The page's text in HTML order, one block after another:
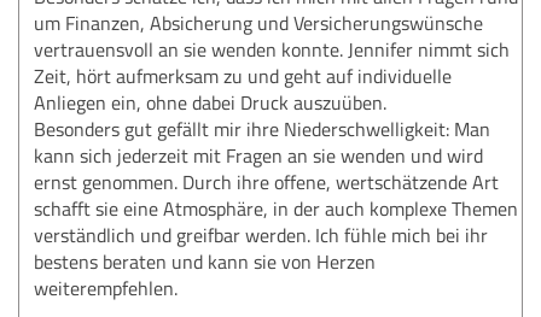
um Finanzen, Absicherung und Versicherungswünsche
vertrauensvoll an sie wenden konnte. Jennifer nimmt sich
Zeit, hört aufmerksam zu und geht auf individuelle
Anliegen ein, ohne dabei Druck auszuüben.
Besonders gut gefällt mir ihre Niederschwelligkeit: Man
kann sich jederzeit mit Fragen an sie wenden und wird
ernst genommen. Durch ihre offene, wertschätzende Art
schafft sie eine Atmosphäre, in der auch komplexe Themen
verständlich und greifbar werden. Ich fühle mich bei ihr
bestens beraten und kann sie von Herzen
weiterempfehlen.